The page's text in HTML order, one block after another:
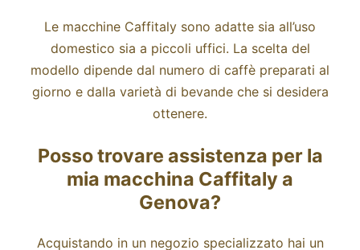
Le macchine Caffitaly sono adatte sia all’uso
domestico sia a piccoli uffici. La scelta del
modello dipende dal numero di caffè preparati al
giorno e dalla varietà di bevande che si desidera
ottenere.
Posso trovare assistenza per la
mia macchina Caffitaly a
Genova?
Acquistando in un negozio specializzato hai un